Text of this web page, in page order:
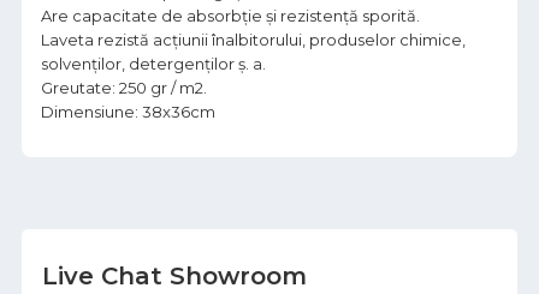
Live Chat Showroom
Are capacitate de absorbție și rezistență sporită.
Laveta rezistă acțiunii înalbitorului, produselor chimice,
solvenților, detergenților ș. a.
Greutate: 250 gr / m2.
Dimensiune: 38x36cm